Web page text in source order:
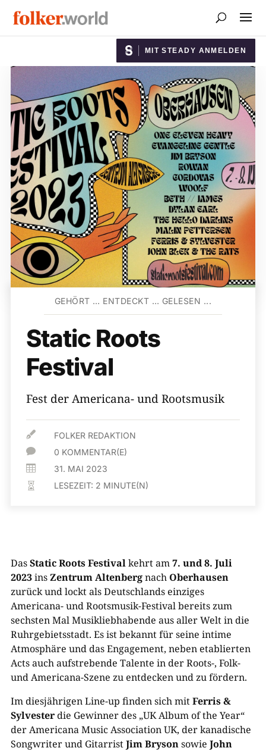
MIT STEADY ANMELDEN
GEHÖRT … ENTDECKT … GELESEN ...
Static Roots
Festival
Fest der Americana- und Rootsmusik
 FOLKER REDAKTION
 0 KOMMENTAR(E)
 31. MAI 2023
 LESEZEIT: 2 MINUTE(N)
DasStatic Roots Festivalkehrt am7. und 8. Juli
2023insZentrum AltenbergnachOberhausen
zurück und lockt als Deutschlands einziges
Americana- und Rootsmusik-Festival bereits zum
sechsten Mal Musikliebhabende aus aller Welt in die
Ruhrgebietsstadt. Es ist bekannt für seine intime
Atmosphäre und das Engagement, neben etablierten
Acts auch aufstrebende Talente in der Roots-, Folk-
und Americana-Szene zu entdecken und zu fördern.
Im diesjährigen Line-up finden sich mitFerris &
Sylvesterdie Gewinner des „UK Album of the Year“
der Americana Music Association UK, der kanadische
Songwriter und GitarristJim Brysonsowie John